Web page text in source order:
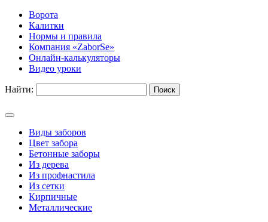
Ворота
Калитки
Нормы и правила
Компания «ZaborSe»
Онлайн-калькуляторы
Видео уроки
Найти:
Виды заборов
Цвет забора
Бетонные заборы
Из дерева
Из профнастила
Из сетки
Кирпичные
Металлические